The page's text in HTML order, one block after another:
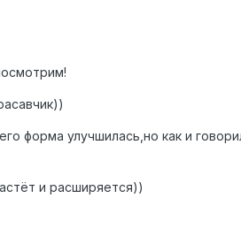
форма улучшилась,но как и
и расширяется))